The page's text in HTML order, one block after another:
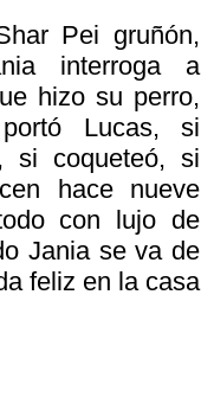
Pei gruñón,
interroga a
hizo su perro,
Lucas, si
si coqueteó, si
hace nueve
con lujo de
Jania se va de
feliz en la casa